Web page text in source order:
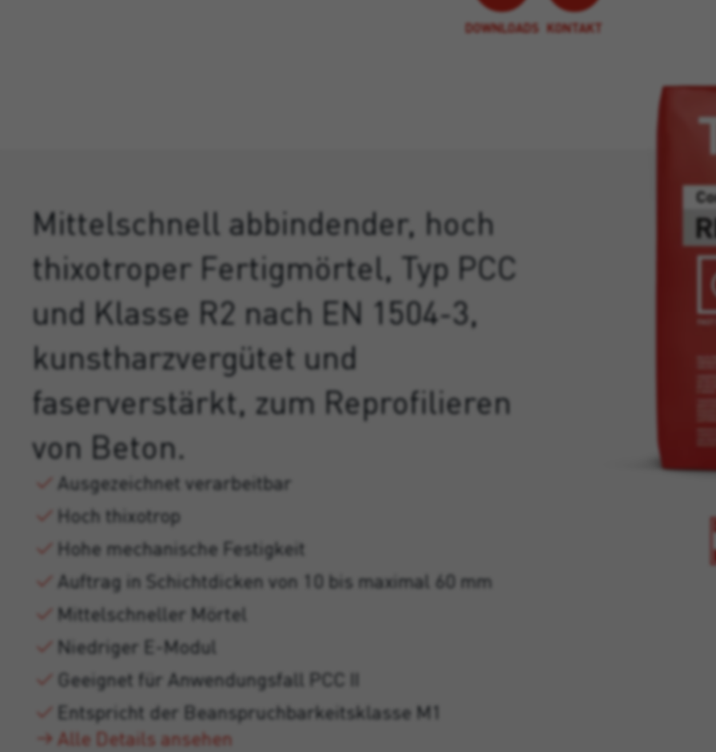
DOWNLOADS KONTAKT
Mittelschnell abbindender, hoch
thixotroper Fertigmörtel, Typ PCC
und Klasse R2 nach EN 1504-3,
kunstharzvergütet und
faserverstärkt, zum Reprofilieren
von Beton.
Ausgezeichnet verarbeitbar
Hoch thixotrop
Hohe mechanische Festigkeit
Auftrag in Schichtdicken von 10 bis maximal 60 mm
Mittelschneller Mörtel
Niedriger E-Modul
Geeignet für Anwendungsfall PCC II
Entspricht der Beanspruchbarkeitsklasse M1
Alle Details ansehen